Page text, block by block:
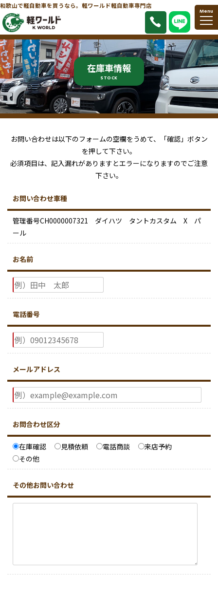
和歌山で軽自動車を買うなら。軽ワールド軽自動車専門店
Menu
在庫車情報
STOCK
お問い合わせは以下のフォームの空欄をうめて、「確認」ボタン
を押して下さい。
必須項目は、記入漏れがありますとエラーになりますのでご注意
下さい。
お問い合わせ車種
管理番号CH0000007321 ダイハツ タントカスタム X パ
ール
お名前
電話番号
メールアドレス
お問合わせ区分
在庫確認 見積依頼 電話商談
来店予約
その他
その他お問い合わせ